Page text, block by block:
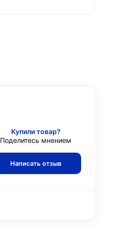
Купили товар?
Поделитесь мнением
Написать отзыв